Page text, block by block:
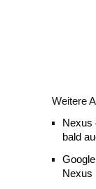
Weitere
Nexus
bald
Nexus